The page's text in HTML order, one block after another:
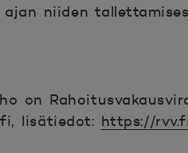
niiden
on Rahoitus
lisätiedot: https://